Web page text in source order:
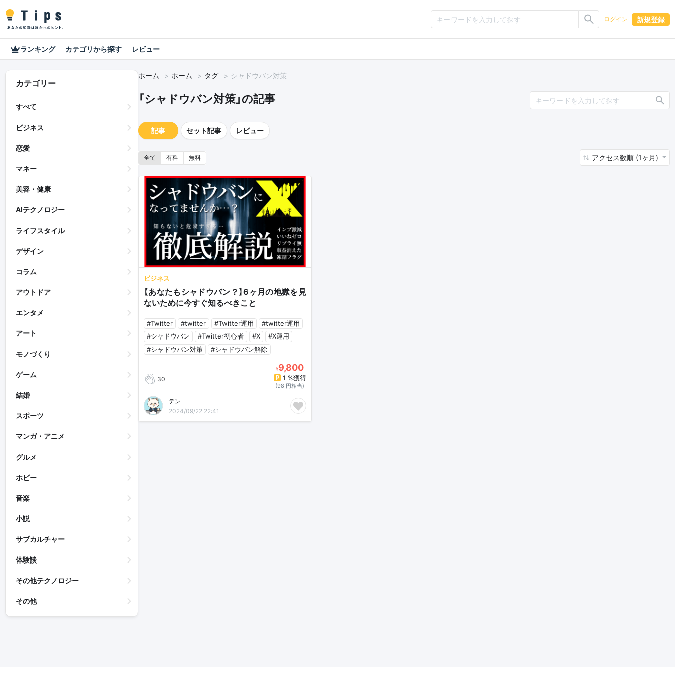
ログイン 新規登録
ランキング カテゴリから探す レビュー
カテゴリー
すべて
ビジネス
恋愛
マネー
美容・健康
AIテクノロジー
ライフスタイル
デザイン
コラム
アウトドア
エンタメ
アート
モノづくり
ゲーム
結婚
スポーツ
マンガ・アニメ
グルメ
ホビー
音楽
小説
サブカルチャー
体験談
その他テクノロジー
その他
ホーム ホーム タグ シャドウバン対策
「シャドウバン対策」の記事
記事 セット記事 レビュー
全て 有料 無料 アクセス数順 (1ヶ月)
ビジネス
【あなたもシャドウバン？】6ヶ月の地獄を見
ないために今すぐ知るべきこと
#Twitter #twitter #Twitter運用
#twitter運用
#シャドウバン
#Twitter初心者 #X
#X運用
#シャドウバン対策
#シャドウバン解除
30
¥9,800
1 %獲得
(98 円相当)
テン
2024/09/22 22:41